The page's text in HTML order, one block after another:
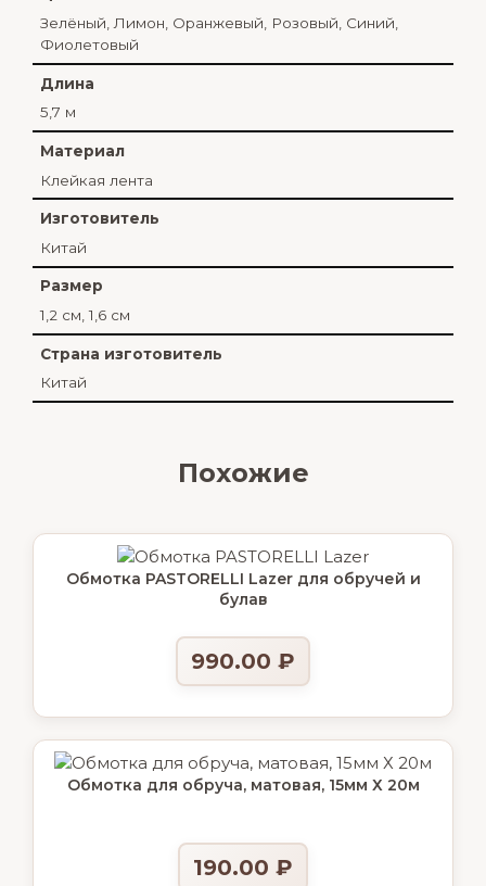
Зелёный Лимон Оранжевый Розовый Синий
Фиолетовый
Длина
5,7 м
Материал
Клейкая лента
Изготовитель
Китай
Размер
1,2 см, 1,6 см
Страна изготовитель
Китай
Похожие
Обмотка PASTORELLI Lazer для обручей и
булав
990.00 ₽
Обмотка для обруча, матовая, 15мм Х 20м
190.00 ₽